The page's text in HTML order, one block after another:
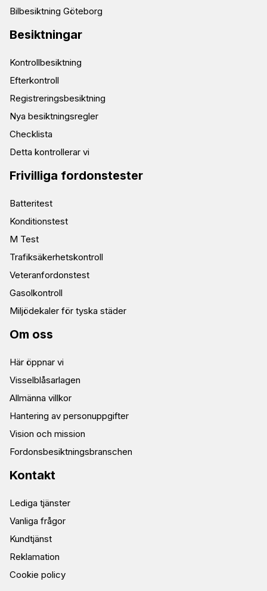
Bilbesiktning Göteborg
Besiktningar
Kontrollbesiktning
Efterkontroll
Registreringsbesiktning
Nya besiktningsregler
Checklista
Detta kontrollerar vi
Frivilliga fordonstester
Batteritest
Konditionstest
M Test
Trafiksäkerhetskontroll
Veteranfordonstest
Gasolkontroll
Miljödekaler för tyska städer
Om oss
Här öppnar vi
Visselblåsarlagen
Allmänna villkor
Hantering av personuppgifter
Vision och mission
Fordonsbesiktningsbranschen
Kontakt
Lediga tjänster
Vanliga frågor
Kundtjänst
Reklamation
Cookie policy